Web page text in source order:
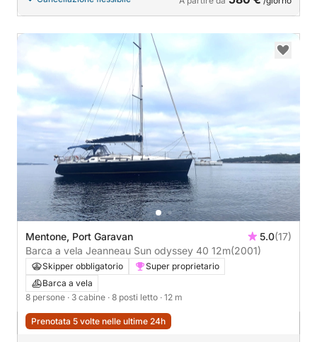
Mentone, Port Garavan 5.0(17)
Barca a vela Jeanneau Sun odyssey 40 12m(2001)
Skipper obbligatorio
Super proprietario
Barca a vela
8 persone · 3 cabine · 8 posti letto · 12 m
Prenotata 5 volte nelle ultime 24h